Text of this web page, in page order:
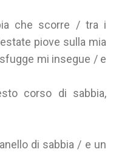
che scorre / tra i
piove sulla mia
mi insegue / e
corso di sabbia,
di sabbia / e un